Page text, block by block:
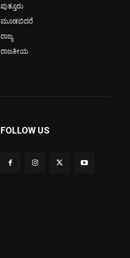
ಪುತ್ತೂರು
ಮೂಡಬಿದರೆ
ರಾಜ್ಯ
ರಾಜಕೀಯ
FOLLOW US